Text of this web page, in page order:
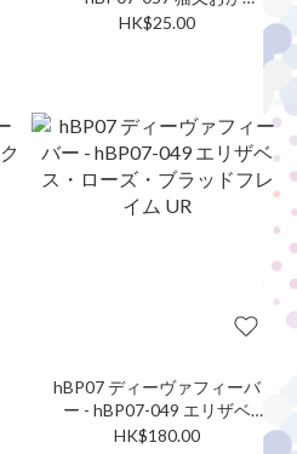
SR
HK$25.00
hBP07 ディーヴァフィーバ
ー - hBP07-049 エリザベ
ス・ローズ・ブラッドフレ
HK$180.00